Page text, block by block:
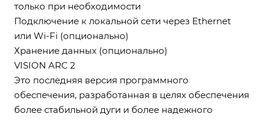
только при необходимости
Подключение к локальной сети через Ethernet
или Wi-Fi (опционально)
Хранение данных (опционально)
VISION ARC 2
Это последняя версия программного
обеспечения, разработанная в целях обеспечения
более стабильной дуги и более надежного